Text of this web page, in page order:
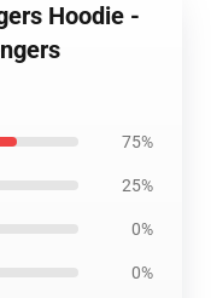
Hoodie -
75%
25%
0%
0%